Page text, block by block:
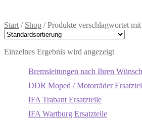
Start / Shop /Produkte verschlagwortet
Einzelnes Ergebnis wird angezeigt
Bremsleitungen nach Ihren
DDR Moped / Motorräder
IFA Trabant Ersatzteile
IFA Wartburg Ersatzteile